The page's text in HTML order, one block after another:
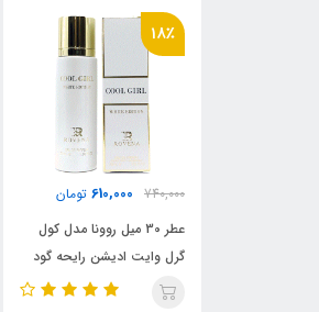
17٪
ناموجود
ادکلن زنانه فراگرنس ورد مدل
دیوا گلاموروس گرل رایحه گود
گرل (گودگرل) (Diva